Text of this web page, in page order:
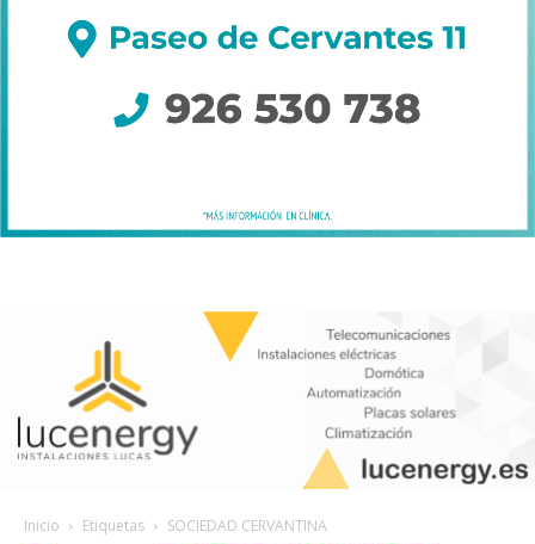
Inicio Etiquetas SOCIEDAD CERVANTINA